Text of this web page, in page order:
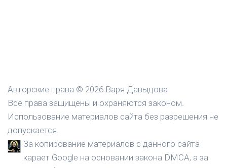
Авторские права © 2026 Варя Давыдова
Все права защищены и охраняются законом.
Использование материалов сайта без разрешения не
допускается.
За копирование материалов с данного сайта
карает Google на основании закона DMCA, а за